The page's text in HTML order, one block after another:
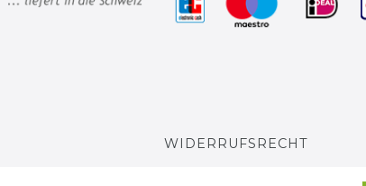
WIDERRUFSRECHT